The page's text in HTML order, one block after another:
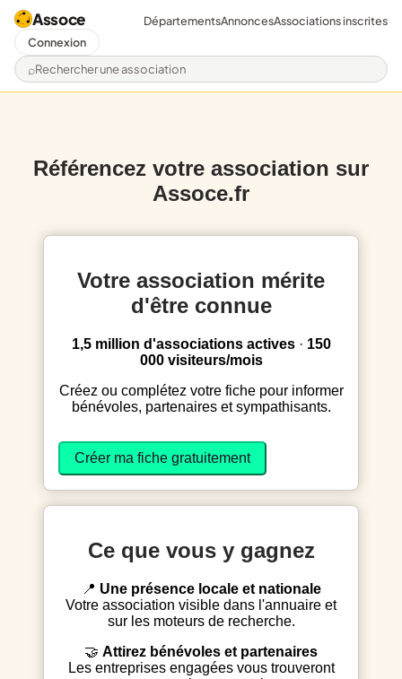
Assoce
Rechercher une association
DépartementsAnnoncesAssociations inscrites
Connexion
Référencez votre association sur
Assoce.fr
Votre association mérite
d'être connue
1,5 million d'associations actives· 150
000 visiteurs/mois
Créez ou complétez votre fiche pour informer
bénévoles, partenaires et sympathisants.
Créer ma fiche gratuitement
Ce que vous y gagnez
Une présence locale et nationale
Votre association visible dans l'annuaire et
sur les moteurs de recherche.
Attirez bénévoles et partenaires
Les entreprises engagées vous trouveront